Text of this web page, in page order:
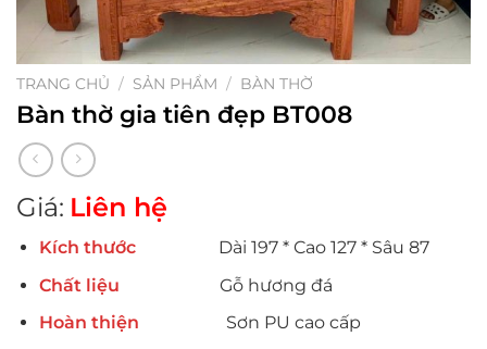
TRANG CHỦ / SẢN PHẨM / BÀN THỜ
Bàn thờ gia tiên đẹp BT008
Giá: Liên hệ
Kích thước
Dài 197 * Cao 127 * Sâu 87
Chất liệu
Gỗ hương đá
Hoàn thiện Sơn PU cao cấp